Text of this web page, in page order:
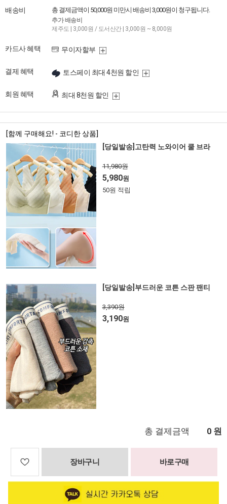
배송비 총 결제금액이 50,000원 미만시 배송비 3,000원이 청구됩니다.
추가 배송비
제주도 | 3,000원 / 도서산간 | 3,000원 ~ 8,000원
카드사 혜택 무이자할부
결제 혜택 토스페이 최대 4천원 할인
회원 혜택 최대 8천원 할인
[함께 구매해요! - 코디한 상품]
[당일발송]고탄력 노와이어 쿨 브라
11,980원
5,980원
50원 적립
[당일발송]부드러운 코튼 스판 팬티
3,390원
3,190원
총 결제금액 0 원
장바구니 바로구매